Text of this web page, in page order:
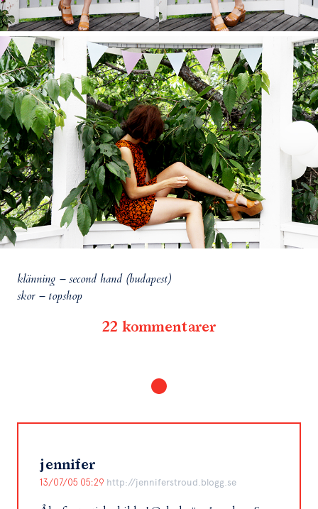
klänning – second hand (budapest)
skor – topshop
22 kommentarer
jennifer
13/07/05 05:29 http://jenniferstroud.blogg.se